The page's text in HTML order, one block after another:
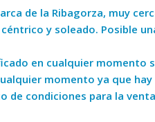
de la Ribagorza, muy
y soleado. Posible
en cualquier momento
momento ya que
de condiciones para la